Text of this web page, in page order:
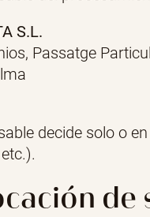
S.L.
Passatge
decide solo o